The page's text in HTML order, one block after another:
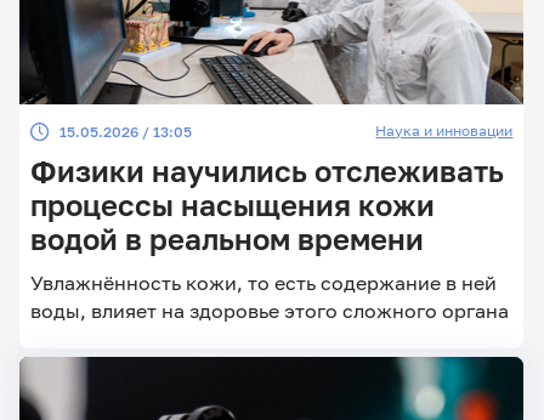
Поиск по темам
Главные
15.05.2026 / 13:05 Наука и инновации
Физики научились отслеживать
процессы насыщения кожи
водой в реальном времени
Увлажнённость кожи, то есть содержание в ней
воды, влияет на здоровье этого сложного органа